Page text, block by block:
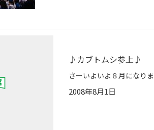
♪カブトムシ参上♪
2008年8月1日